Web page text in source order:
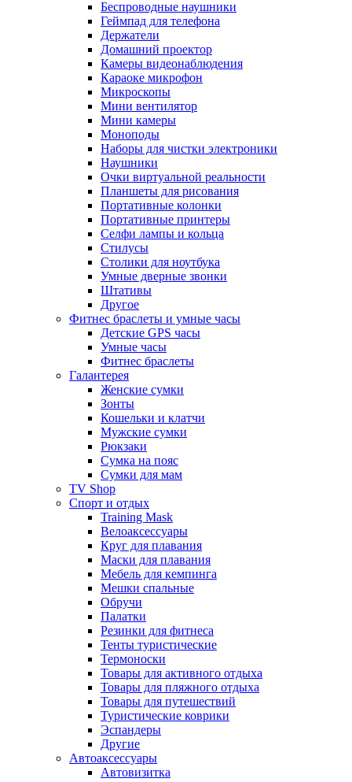
Беспроводные наушники
Геймпад для телефона
Держатели
Домашний проектор
Камеры видеонаблюдения
Караоке микрофон
Микроскопы
Мини вентилятор
Мини камеры
Моноподы
Наборы для чистки электроники
Наушники
Очки виртуальной реальности
Планшеты для рисования
Портативные колонки
Портативные принтеры
Селфи лампы и кольца
Стилусы
Столики для ноутбука
Умные дверные звонки
Штативы
Другое
Фитнес браслеты и умные часы
Детские GPS часы
Умные часы
Фитнес браслеты
Галантерея
Женские сумки
Зонты
Кошельки и клатчи
Мужские сумки
Рюкзаки
Сумка на пояс
Сумки для мам
TV Shop
Спорт и отдых
Training Mask
Велоаксессуары
Круг для плавания
Маски для плавания
Мебель для кемпинга
Мешки спальные
Обручи
Палатки
Резинки для фитнеса
Тенты туристические
Термоноски
Товары для активного отдыха
Товары для пляжного отдыха
Товары для путешествий
Туристические коврики
Эспандеры
Другие
Автоаксессуары
Автовизитка